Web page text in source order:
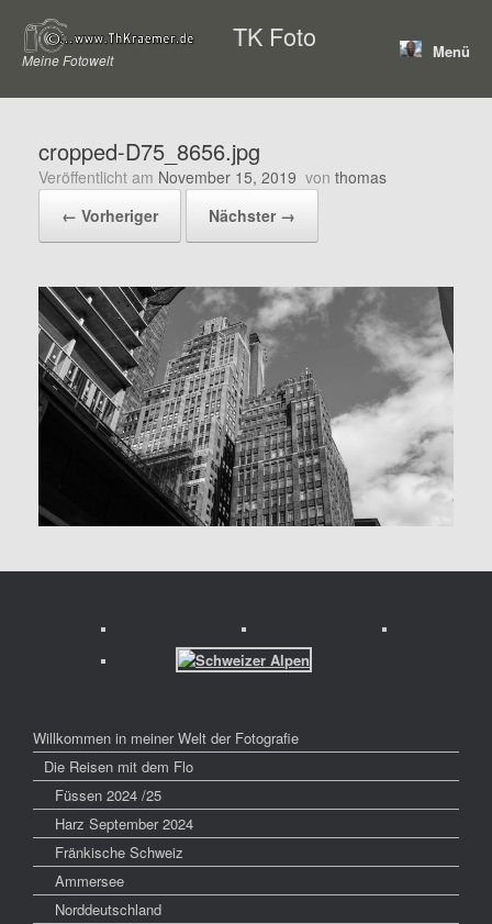
Inhalt
springen
TK Foto
Meine Fotowelt Menü
cropped-D75_8656.jpg
Veröffentlicht am November 15, 2019 von thomas
← Vorheriger
Nächster →
Willkommen in meiner Welt der Fotografie
Die Reisen mit dem Flo
Füssen 2024 /25
Harz September 2024
Fränkische Schweiz
Ammersee
Norddeutschland